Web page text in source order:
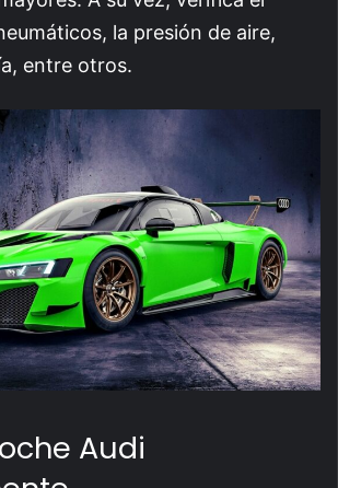
la presión de aire,
entre otros.
Audi